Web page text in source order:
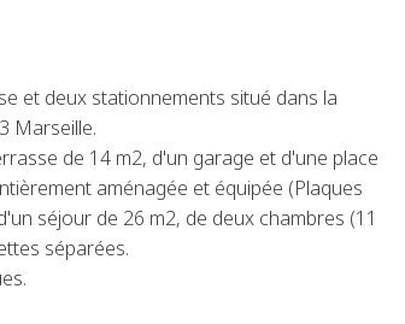
et deux stationnements situé dans la
Marseille.
de 14 m2, d'un garage et d'une place
aménagée et équipée (Plaques
séjour de 26 m2, de deux chambres (11
séparées.